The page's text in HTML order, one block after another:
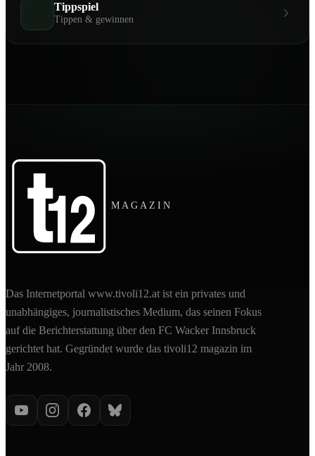
Tippspiel
Tippen & gewinnen
MAGAZIN
Das Internetportal www.tivoli12.at ist ein privates und
unabhängiges, journalistisches Medium, das seinen Fokus
auf die Berichterstattung über den FC Wacker Innsbruck
gerichtet hat. Gegründet wurde das tivoli12 magazin im
Jahr 2008.